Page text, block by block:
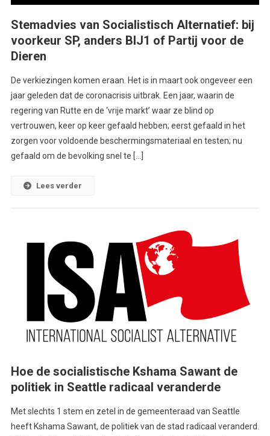
Stemadvies van Socialistisch Alternatief: bij
voorkeur SP, anders BIJ1 of Partij voor de
Dieren
De verkiezingen komen eraan. Het is in maart ook ongeveer een
jaar geleden dat de coronacrisis uitbrak. Een jaar, waarin de
regering van Rutte en de ‘vrije markt’ waar ze blind op
vertrouwen, keer op keer gefaald hebben; eerst gefaald in het
zorgen voor voldoende beschermingsmateriaal en testen; nu
gefaald om de bevolking snel te […]
Lees verder
Hoe de socialistische Kshama Sawant de
politiek in Seattle radicaal veranderde
Met slechts 1 stem en zetel in de gemeenteraad van Seattle
heeft Kshama Sawant, de politiek van de stad radicaal veranderd.